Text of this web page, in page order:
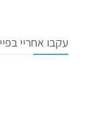
עקבו אחריי